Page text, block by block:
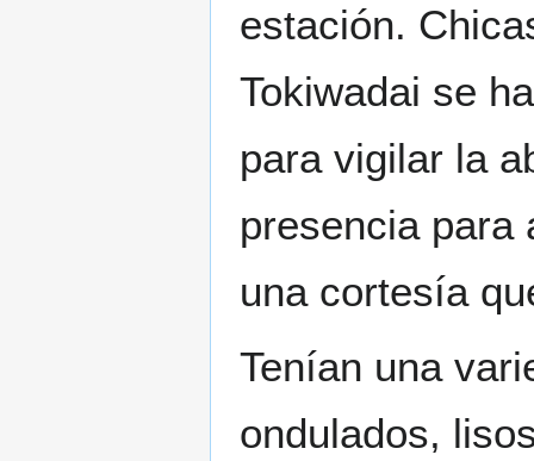
estación.
Tokiwadai se
para vigilar la
presencia para
una cortesía
Tenían una
ondulados,